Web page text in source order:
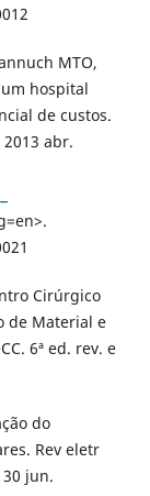
MTO,
hospital
de custos.
abr.
Cirúrgico
de Material e
6ª ed. rev. e
do
Rev eletr
jun.